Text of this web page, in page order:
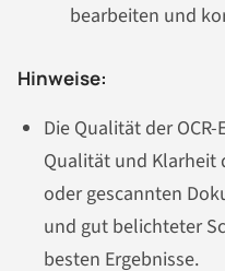
bearbeiten und
Hinweise:
Die Qualität der
Qualität und Klarheit
oder gescannten
und gut belichteter
besten Ergebnisse.